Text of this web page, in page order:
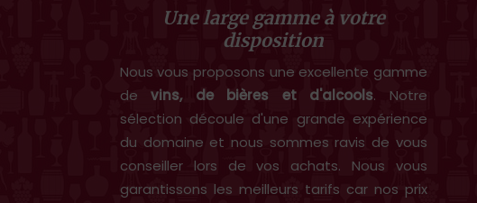
Une large gamme à votre
disposition
Nous vous proposons une excellente gamme
devins, de bières et d'alcools. Notre
sélection découle d'une grande expérience
du domaine et nous sommes ravis de vous
conseiller lors de vos achats. Nous vous
garantissons les meilleurs tarifs car nos prix